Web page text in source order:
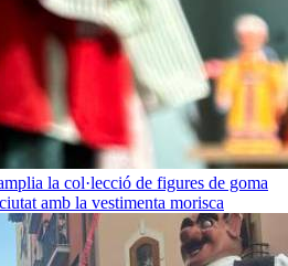
la col·lecció de figures de goma
amb la vestimenta morisca